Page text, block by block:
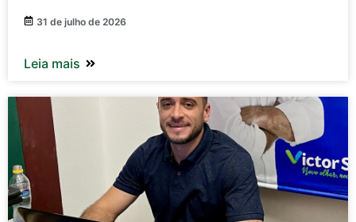
31 de julho de 2026
Leia mais